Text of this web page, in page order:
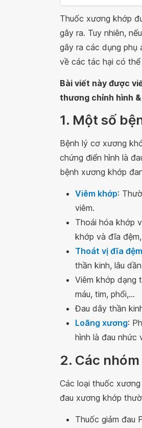
Thuốc xương khớp
gây ra. Tuy nhiên,
gây ra các dụng phụ
về các tác hại có thể
Bài viết này được
thương chỉnh hình
1. Một số
Bệnh lý cơ xương
chứng điển hình là
bệnh xương khớp
Viêm khớp:
viêm.
Thoái hóa khớp
khớp và đĩa
Thoát vị đĩa đệm
thần kinh, lâu
Viêm khớp dạng
máu, tim, phổi,...
Đau dây thần
Loãng xương:
hình là đau nhức
2. Các
Các loại thuốc
đau xương khớp
Thuốc giảm đau